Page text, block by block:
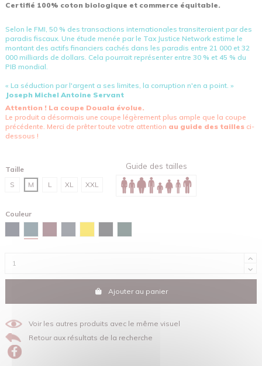
Certifié 100% coton biologique et commerce équitable.
Selon le FMI, 50 % des transactions internationales transiteraient par des
paradis fiscaux. Une étude menée par le Tax Justice Network estime le
montant des actifs financiers cachés dans les paradis entre 21 000 et 32
000 milliards de dollars. Cela pourrait représenter entre 30 % et 45 % du
PIB mondial.
« La séduction par l'argent a ses limites, la corruption n'en a point. »
Joseph Michel Antoine Servant
Attention ! La coupe Douala évolue.
Le produit a désormais une coupe légèrement plus ample que la coupe
précédente. Merci de prêter toute votre attention au guide des tailles ci-
dessous !
Taille
S
M L XL XXL
Guide des tailles
Couleur
Ajouter au panier
Voir les autres produits avec le même visuel
Retour aux résultats de la recherche